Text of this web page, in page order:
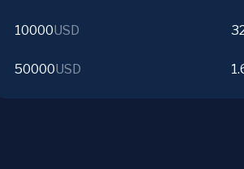
10000USD
50000USD